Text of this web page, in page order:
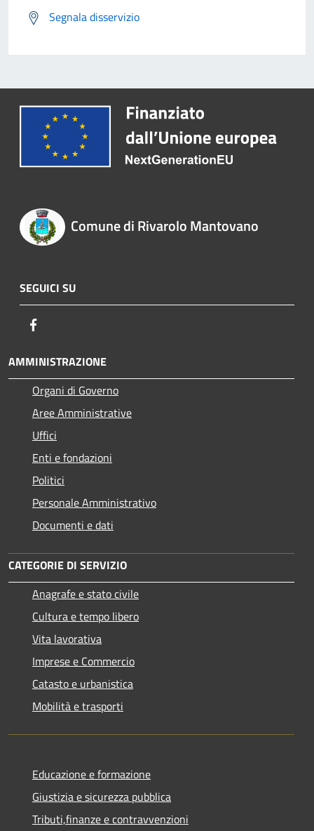
Segnala disservizio
Comune di Rivarolo Mantovano
SEGUICI SU
AMMINISTRAZIONE
Organi di Governo
Aree Amministrative
Uffici
Enti e fondazioni
Politici
Personale Amministrativo
Documenti e dati
CATEGORIE DI SERVIZIO
Anagrafe e stato civile
Cultura e tempo libero
Vita lavorativa
Imprese e Commercio
Catasto e urbanistica
Mobilità e trasporti
Educazione e formazione
Giustizia e sicurezza pubblica
Tributi,finanze e contravvenzioni